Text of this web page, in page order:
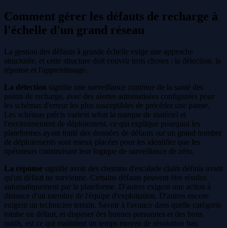
Comment gérer les défauts de recharge à
l'échelle d'un grand réseau
La gestion des défauts à grande échelle exige une approche
structurée, et cette structure doit couvrir trois choses : la détection, la
réponse et l'apprentissage.
La détection signifie une surveillance continue de la santé des
points de recharge, avec des alertes automatisées configurées pour
les schémas d'erreur les plus susceptibles de précéder une panne.
Les schémas précis varient selon la marque de matériel et
l'environnement de déploiement, ce qui explique pourquoi les
plateformes ayant traité des données de défauts sur un grand nombre
de déploiements sont mieux placées pour les identifier que les
opérateurs construisant leur logique de surveillance de zéro.
La réponse signifie avoir des chemins d'escalade clairs définis avant
qu'un défaut ne survienne. Certains défauts peuvent être résolus
automatiquement par la plateforme. D'autres exigent une action à
distance d'un membre de l'équipe d'exploitation. D'autres encore
exigent un technicien terrain. Savoir à l'avance dans quelle catégorie
tombe un défaut, et disposer des bonnes personnes et des bons
outils, est ce qui maintient un temps moyen de résolution bas.